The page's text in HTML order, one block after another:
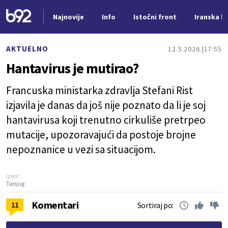
Najnovije Info Istočni front Iranska
AKTUELNO 12.5.2026. 17:55
Hantavirus je mutirao?
Francuska ministarka zdravlja Stefani Rist
izjavila je danas da još nije poznato da li je soj
hantavirusa koji trenutno cirkuliše pretrpeo
mutacije, upozoravajući da postoje brojne
nepoznanice u vezi sa situacijom.
Izvor:
Tanjug
11 Komentari Sortiraj po: